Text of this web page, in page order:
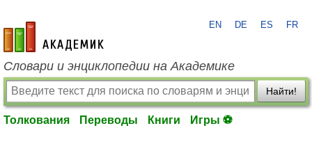
academic.ru
EN DE ES FR
Словари и энциклопедии на Академике
Найти!
Толкования Переводы Книги Игры ⚽